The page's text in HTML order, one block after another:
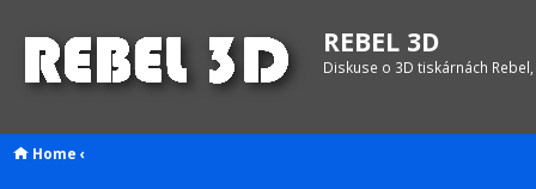
REBEL 3D
Diskuse o 3D tiskárnách
Home ‹